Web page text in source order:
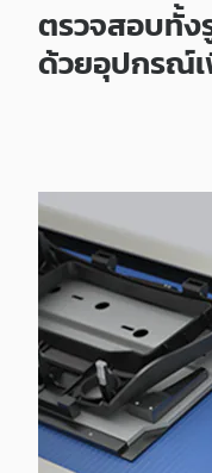
ตรวจสอบทั้ง
ด้วยอุปกรณ์